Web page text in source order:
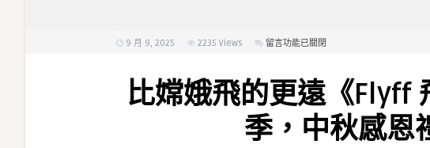
9 月 9, 2025 2235 Views
在
嫦
娥
飛
的
留言功能已關閉
比嫦娥飛的更遠《Flyff
季，中秋感恩